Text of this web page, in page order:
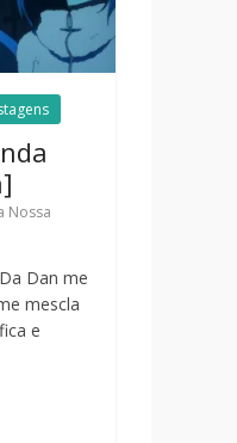
Nossa
Dan me
mescla
e